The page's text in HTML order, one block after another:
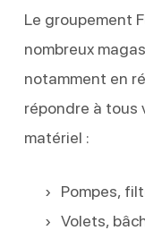
Le groupement
nombreux
notamment en
répondre à tous
matériel :
Pompes,
Volets,